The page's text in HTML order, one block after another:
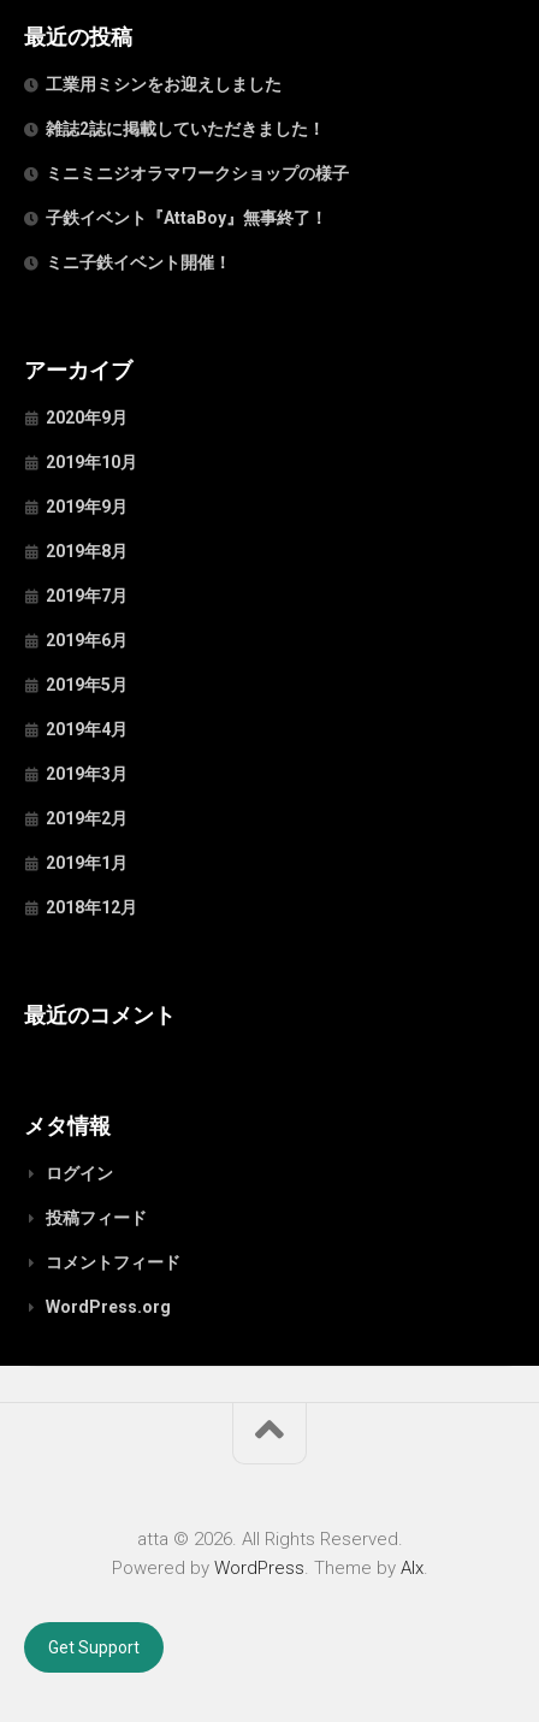
最近の投稿
工業用ミシンをお迎えしました
雑誌2誌に掲載していただきました！
ミニミニジオラマワークショップの様子
子鉄イベント『AttaBoy』無事終了！
ミニ子鉄イベント開催！
アーカイブ
2020年9月
2019年10月
2019年9月
2019年8月
2019年7月
2019年6月
2019年5月
2019年4月
2019年3月
2019年2月
2019年1月
2018年12月
最近のコメント
メタ情報
ログイン
投稿フィード
コメントフィード
WordPress.org
atta © 2026. All Rights Reserved.
Powered by WordPress. Theme by Alx.
Get Support